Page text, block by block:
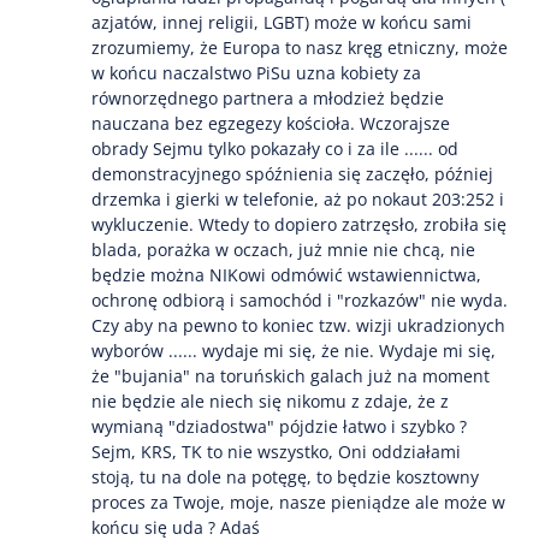
azjatów, innej religii, LGBT) może w końcu sami
zrozumiemy, że Europa to nasz kręg etniczny, może
w końcu naczalstwo PiSu uzna kobiety za
równorzędnego partnera a młodzież będzie
nauczana bez egzegezy kościoła. Wczorajsze
obrady Sejmu tylko pokazały co i za ile ...... od
demonstracyjnego spóźnienia się zaczęło, później
drzemka i gierki w telefonie, aż po nokaut 203:252 i
wykluczenie. Wtedy to dopiero zatrzęsło, zrobiła się
blada, porażka w oczach, już mnie nie chcą, nie
będzie można NIKowi odmówić wstawiennictwa,
ochronę odbiorą i samochód i "rozkazów" nie wyda.
Czy aby na pewno to koniec tzw. wizji ukradzionych
wyborów ...... wydaje mi się, że nie. Wydaje mi się,
że "bujania" na toruńskich galach już na moment
nie będzie ale niech się nikomu z zdaje, że z
wymianą "dziadostwa" pójdzie łatwo i szybko ?
Sejm, KRS, TK to nie wszystko, Oni oddziałami
stoją, tu na dole na potęgę, to będzie kosztowny
proces za Twoje, moje, nasze pieniądze ale może w
końcu się uda ? Adaś